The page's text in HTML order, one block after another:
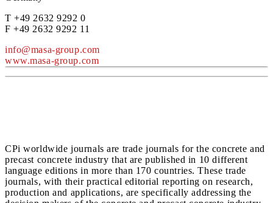
T +49 2632 9292 0
F +49 2632 9292 11
info@masa-group.com
www.masa-group.com
CPi worldwide journals are trade journals for the concrete and
precast concrete industry that are published in 10 different
language editions in more than 170 countries. These trade
journals, with their practical editorial reporting on research,
production and applications, are specifically addressing the